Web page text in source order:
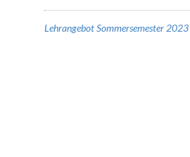
Lehrangebot Sommersemester 2023